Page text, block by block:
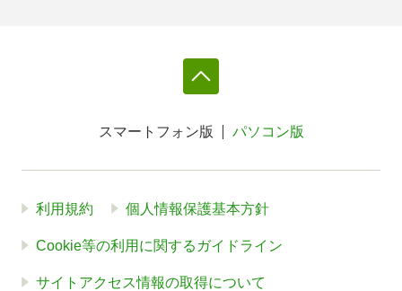
スマートフォン版 パソコン版
利用規約 個人情報保護基本方針
Cookie等の利用に関するガイドライン
サイトアクセス情報の取得について